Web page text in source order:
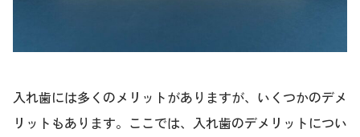
入れ歯には多くのメリットがありますが、いくつかのデメ
リットもあります。ここでは、入れ歯のデメリットについ